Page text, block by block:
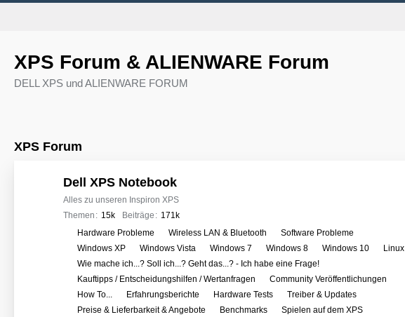
XPS Forum & ALIENWARE Forum
DELL XPS und ALIENWARE FORUM
XPS Forum
Dell XPS Notebook
Alles zu unseren Inspiron XPS
Themen
15k Beiträge 171k
Hardware Probleme Wireless LAN & Bluetooth
Software Probleme
Windows XP
Windows Vista Windows 7 Windows 8 Windows 10
Linux
Wie mache ich...? Soll ich...? Geht das...? - Ich habe eine Frage!
Kauftipps / Entscheidungshilfen / Wertanfragen
Community Veröffentlichungen
How To...
Erfahrungsberichte Hardware Tests
Treiber & Updates
Preise & Lieferbarkeit & Angebote
Benchmarks Spielen auf dem XPS